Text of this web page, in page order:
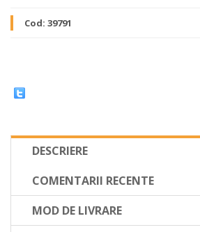
Cod: 39791
DESCRIERE
COMENTARII RECENTE
MOD DE LIVRARE